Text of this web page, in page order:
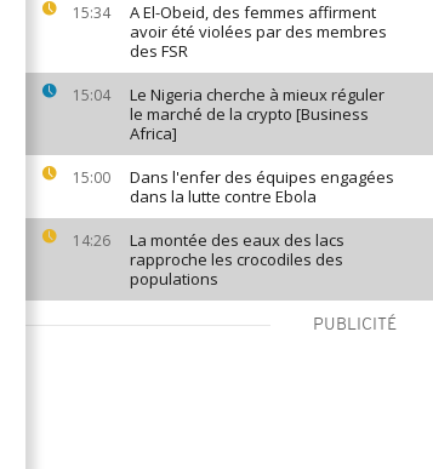
15:34
A El-Obeid, des femmes affirment
avoir été violées par des membres
des FSR
15:04
Le Nigeria cherche à mieux réguler
le marché de la crypto [Business
Africa]
15:00
Dans l'enfer des équipes engagées
dans la lutte contre Ebola
14:26
La montée des eaux des lacs
rapproche les crocodiles des
populations
PUBLICITÉ